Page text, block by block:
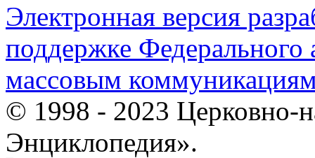
Электронная версия
поддержке Федерального
массовым
© 1998 - 2023 Церковно-
Энциклопедия».